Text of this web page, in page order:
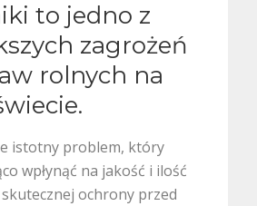
to jedno z
zagrożeń
rolnych na
istotny problem, który
wpłynąć na jakość i ilość
ochrony przed